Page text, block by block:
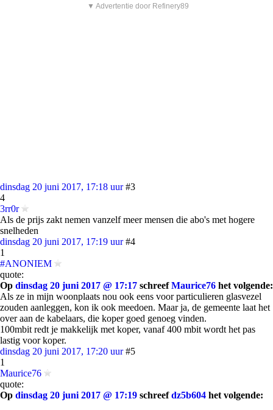
▼ Advertentie door Refinery89
dinsdag 20 juni 2017, 17:18 uur #3
4
3rr0r
Als de prijs zakt nemen vanzelf meer mensen die abo's met hogere
snelheden
dinsdag 20 juni 2017, 17:19 uur #4
1
#ANONIEM
quote:
Op dinsdag 20 juni 2017 @ 17:17 schreefMaurice76 het volgende:
Als ze in mijn woonplaats nou ook eens voor particulieren glasvezel
zouden aanleggen, kon ik ook meedoen. Maar ja, de gemeente laat het
over aan de kabelaars, die koper goed genoeg vinden.
100mbit redt je makkelijk met koper, vanaf 400 mbit wordt het pas
lastig voor koper.
dinsdag 20 juni 2017, 17:20 uur #5
1
Maurice76
quote:
Op dinsdag 20 juni 2017 @ 17:19 schreefdz5b604 het volgende: